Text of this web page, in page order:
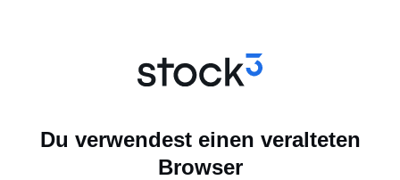
Du verwendest einen veralteten
Browser